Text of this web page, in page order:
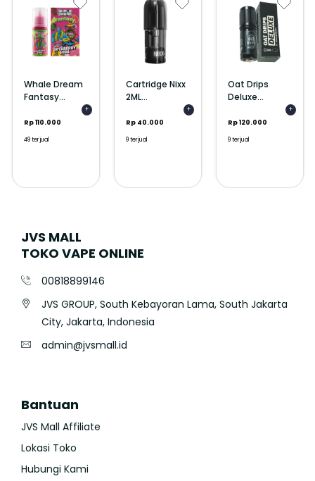
Whale Dream
Fantasy...
Rp 110.000
49 terjual
+
Cartridge Nixx
2ML...
Rp 40.000
9 terjual
+
Oat Drips
Deluxe...
Rp 120.000
9 terjual
+
JVS MALL
TOKO VAPE ONLINE
00818899146
JVS GROUP, South Kebayoran Lama, South Jakarta
City, Jakarta, Indonesia
admin@jvsmall.id
Bantuan
JVS Mall Affiliate
Lokasi Toko
Hubungi Kami